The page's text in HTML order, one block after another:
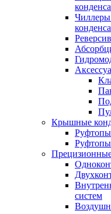
Крышные
Руфтопы
Руфтопы
систем